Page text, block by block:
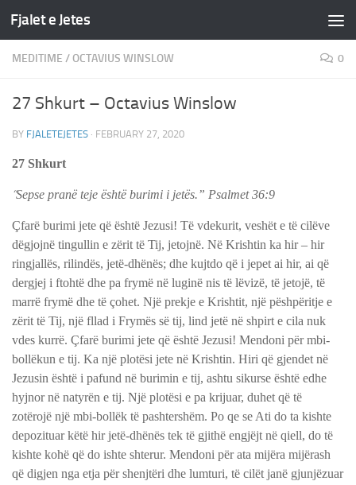
Skip to content
Fjalet e Jetes
MEDITIME /OCTAVIUS WINSLOW 0
27 Shkurt – Octavius Winslow
BY FJALETEJETES · FEBRUARY 27, 2020
27 Shkurt
“Sepse pranë teje është burimi i jetës.” ‭‭Psalmet‬ ‭36:9‬
Çfarë burimi jete që është Jezusi! Të vdekurit, veshët e të cilëve
dëgjojnë tingullin e zërit të Tij, jetojnë. Në Krishtin ka hir – hir
ringjallës, rilindës, jetë-dhënës; dhe kujtdo që i jepet ai hir, ai që
dergjej i ftohtë dhe pa frymë në luginë nis të lëvizë, të jetojë, të
marrë frymë dhe të çohet. Një prekje e Krishtit, një pëshpëritje e
zërit të Tij, një fllad i Frymës së tij, lind jetë në shpirt e cila nuk
vdes kurrë. Çfarë burimi jete që është Jezusi! Mendoni për mbi-
bollëkun e tij. Ka një plotësi jete në Krishtin. Hiri që gjendet në
Jezusin është i pafund në burimin e tij, ashtu sikurse është edhe
hyjnor në natyrën e tij. Një plotësi e pa krijuar, duhet që të
zotërojë një mbi-bollëk të pashtershëm. Po qe se Ati do ta kishte
depozituar këtë hir jetë-dhënës tek të gjithë engjëjt në qiell, do të
kishte kohë që do ishte shterur. Mendoni për ata mijëra mijërash
që digjen nga etja për shenjtëri dhe lumturi, të cilët janë gjunjëzuar